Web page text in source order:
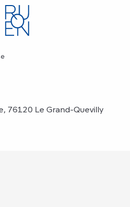
76120 Le Grand-Quevilly